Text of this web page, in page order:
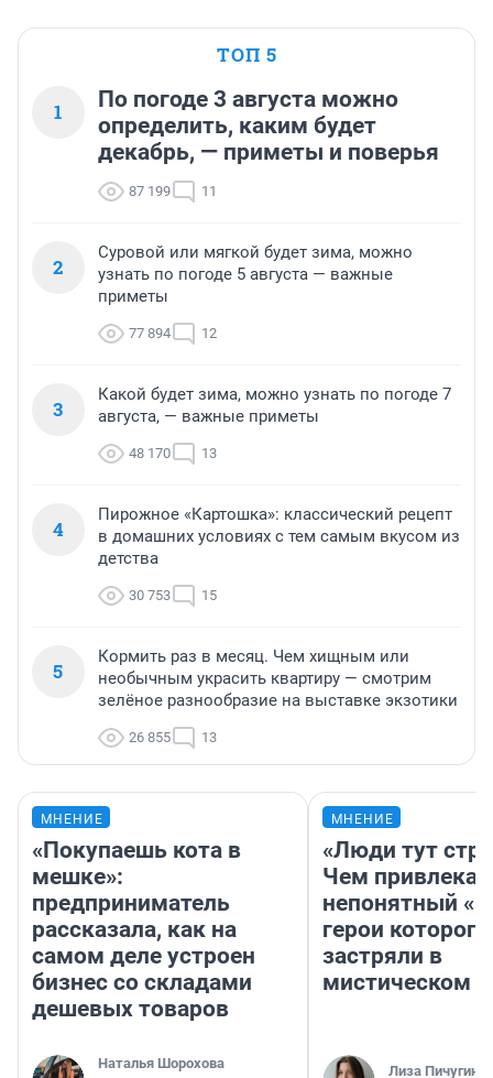
ТОП 5
1
По погоде 3 августа можно
определить, каким будет
декабрь, — приметы и поверья
87 199 11
2
Суровой или мягкой будет зима, можно
узнать по погоде 5 августа — важные
приметы
77 894 12
3
Какой будет зима, можно узнать по погоде 7
августа, — важные приметы
48 170 13
4
Пирожное «Картошка»: классический рецепт
в домашних условиях с тем самым вкусом из
детства
30 753 15
5
Кормить раз в месяц. Чем хищным или
необычным украсить квартиру — смотрим
зелёное разнообразие на выставке экзотики
26 855 13
МНЕНИЕ
«Покупаешь кота в
мешке»:
предприниматель
рассказала, как на
самом деле устроен
бизнес со складами
дешевых товаров
Наталья Шорохова
МНЕНИЕ
«Люди тут
Чем
непонятный
герои которого
застряли в
мистическом
Лиза Пичугина